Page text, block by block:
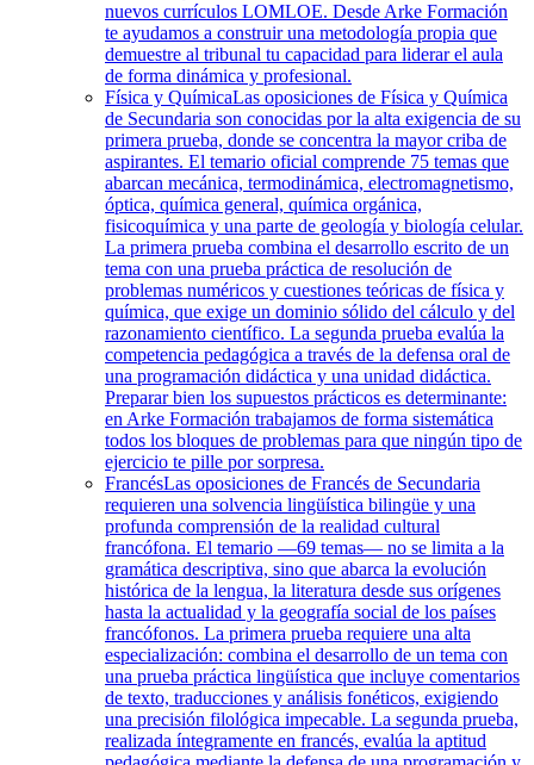
nuevos currículos LOMLOE. Desde Arke Formación
te ayudamos a construir una metodología propia que
demuestre al tribunal tu capacidad para liderar el aula
de forma dinámica y profesional.
Física y QuímicaLas oposiciones de Física y Química
de Secundaria son conocidas por la alta exigencia de su
primera prueba, donde se concentra la mayor criba de
aspirantes. El temario oficial comprende 75 temas que
abarcan mecánica, termodinámica, electromagnetismo,
óptica, química general, química orgánica,
fisicoquímica y una parte de geología y biología celular.
La primera prueba combina el desarrollo escrito de un
tema con una prueba práctica de resolución de
problemas numéricos y cuestiones teóricas de física y
química, que exige un dominio sólido del cálculo y del
razonamiento científico. La segunda prueba evalúa la
competencia pedagógica a través de la defensa oral de
una programación didáctica y una unidad didáctica.
Preparar bien los supuestos prácticos es determinante:
en Arke Formación trabajamos de forma sistemática
todos los bloques de problemas para que ningún tipo de
ejercicio te pille por sorpresa.
FrancésLas oposiciones de Francés de Secundaria
requieren una solvencia lingüística bilingüe y una
profunda comprensión de la realidad cultural
francófona. El temario —69 temas— no se limita a la
gramática descriptiva, sino que abarca la evolución
histórica de la lengua, la literatura desde sus orígenes
hasta la actualidad y la geografía social de los países
francófonos. La primera prueba requiere una alta
especialización: combina el desarrollo de un tema con
una prueba práctica lingüística que incluye comentarios
de texto, traducciones y análisis fonéticos, exigiendo
una precisión filológica impecable. La segunda prueba,
realizada íntegramente en francés, evalúa la aptitud